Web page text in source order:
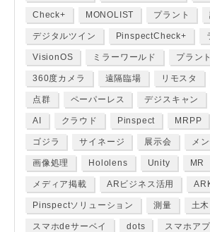
Check+ MONOLIST プラント
デジタルツイン PinspectCheck+
VisionOS ミラーワールド プラン
360度カメラ 遠隔臨場 リモスタ
点群 ペーパーレス デジスキャン
AI クラウド Pinspect MRPP
ゴジラ サイネージ 展示会 メ
画像処理 Hololens Unity MR
メディア掲載 ARビジネス活用
Pinspectソリューション 測量 土木
スマホdeサーベイ dots スマホア